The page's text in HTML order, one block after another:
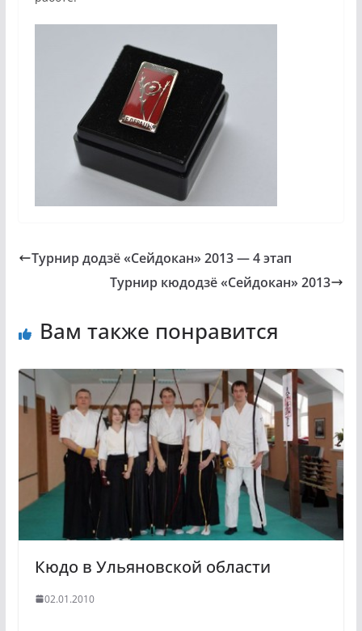
Турнир додзё «Сейдокан» 2013 — 4 этап
Турнир кюдодзё «Сейдокан» 2013
Вам также понравится
Кюдо в Ульяновской области
02.01.2010